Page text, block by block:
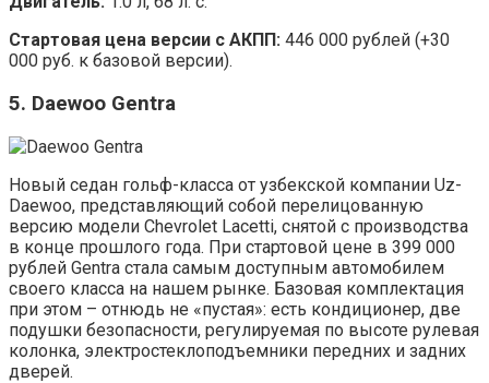
Стартовая цена версии с АКПП: 446 000 рублей (+30
000 руб. к базовой версии).
5. Daewoo Gentra
Новый седан гольф-класса от узбекской компании Uz-
Daewoo, представляющий собой перелицованную
версию модели Chevrolet Lacetti, снятой с производства
в конце прошлого года. При стартовой цене в 399 000
рублей Gentra стала самым доступным автомобилем
своего класса на нашем рынке. Базовая комплектация
при этом – отнюдь не «пустая»: есть кондиционер, две
подушки безопасности, регулируемая по высоте рулевая
колонка, электростеклоподъемники передних и задних
дверей.